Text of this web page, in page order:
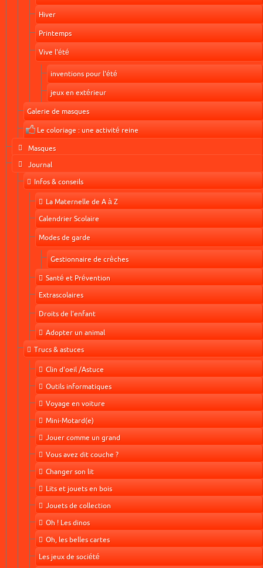
Hiver
Printemps
Vive l'été
inventions pour l'été
jeux en extérieur
Galerie de masques
Le coloriage : une activité reine
Masques
Journal
Infos & conseils
La Maternelle de A à Z
Calendrier Scolaire
Modes de garde
Gestionnaire de crèches
Santé et Prévention
Extrascolaires
Droits de l'enfant
Adopter un animal
Trucs & astuces
Clin d'oeil /Astuce
Outils informatiques
Voyage en voiture
Mini-Motard(e)
Jouer comme un grand
Vous avez dit couche ?
Changer son lit
Lits et jouets en bois
Jouets de collection
Oh ! Les dinos
Oh, les belles cartes
Les jeux de société